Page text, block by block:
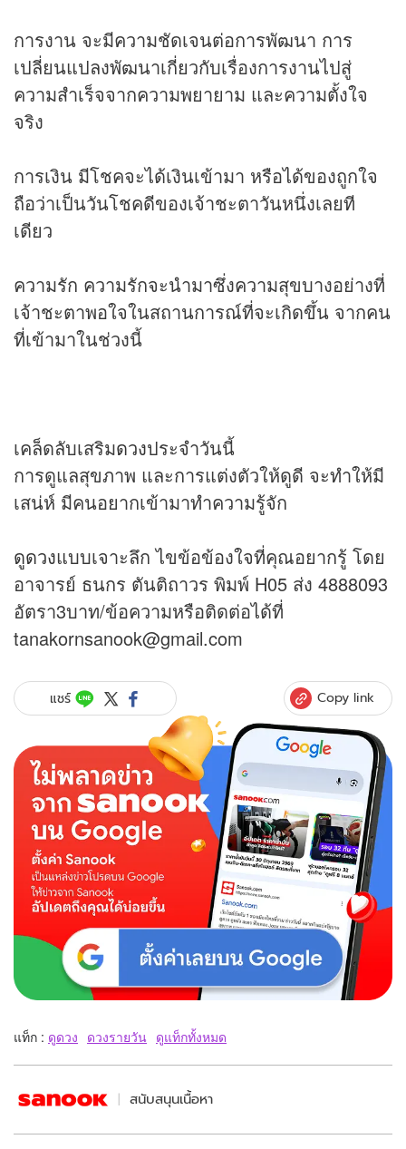
การงาน จะมีความชัดเจนต่อการพัฒนา การ
เปลี่ยนแปลงพัฒนาเกี่ยวกับเรื่องการงานไปสู่
ความสำเร็จจากความพยายาม และความตั้งใจ
จริง
การเงิน มีโชคจะได้เงินเข้ามา หรือได้ของถูกใจ
ถือว่าเป็นวันโชคดีของเจ้าชะตาวันหนึ่งเลยที
เดียว
ความรัก ความรักจะนำมาซึ่งความสุขบางอย่างที่
เจ้าชะตาพอใจในสถานการณ์ที่จะเกิดขึ้น จากคน
ที่เข้ามาในช่วงนี้
เคล็ดลับเสริมดวงประจำวันนี้
การดูแลสุขภาพ และการแต่งตัวให้ดูดี จะทำให้มี
เสน่ห์ มีคนอยากเข้ามาทำความรู้จัก
ดูดวงแบบเจาะลึก ไขข้อข้องใจที่คุณอยากรู้ โดย
อาจารย์ ธนกร ตันติถาวร พิมพ์ H05 ส่ง 4888093
อัตรา3บาท/ข้อความหรือติดต่อได้ที่
tanakornsanook@gmail.com
แชร์ Copy link
แท็ก : ดูดวง ดวงรายวัน ดูแท็กทั้งหมด
สนับสนุนเนื้อหา